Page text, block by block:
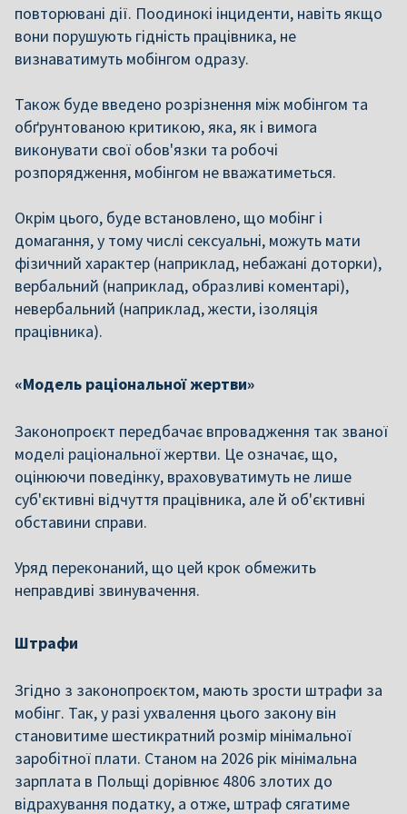
повторювані дії. Поодинокі інциденти, навіть якщо
вони порушують гідність працівника, не
визнаватимуть мобінгом одразу.
Також буде введено розрізнення між мобінгом та
обґрунтованою критикою, яка, як і вимога
виконувати свої обов'язки та робочі
розпорядження, мобінгом не вважатиметься.
Окрім цього, буде встановлено, що мобінг і
домагання, у тому числі сексуальні, можуть мати
фізичний характер (наприклад, небажані доторки),
вербальний (наприклад, образливі коментарі),
невербальний (наприклад, жести, ізоляція
працівника).
«Модель раціональної жертви»
Законопроєкт передбачає впровадження так званої
моделі раціональної жертви. Це означає, що,
оцінюючи поведінку, враховуватимуть не лише
суб'єктивні відчуття працівника, але й об'єктивні
обставини справи.
Уряд переконаний, що цей крок обмежить
неправдиві звинувачення.
Штрафи
Згідно з законопроєктом, мають зрости штрафи за
мобінг. Так, у разі ухвалення цього закону він
становитиме шестикратний розмір мінімальної
заробітної плати. Станом на 2026 рік мінімальна
зарплата в Польщі дорівнює 4806 злотих до
відрахування податку, а отже, штраф сягатиме